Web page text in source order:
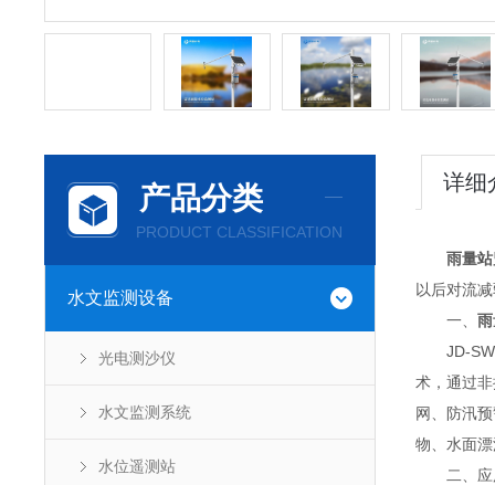
产品分类
PRODUCT CLASSIFICATION
水文监测设备
光电测沙仪
水文监测系统
水位遥测站
详细
雨量
以后对流
一、
JD-SW3
术，通过
网、防汛
物、水面
二、应